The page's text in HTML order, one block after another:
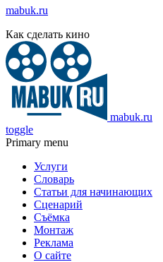
mabuk.ru
Как сделать кино
mabuk.ru
toggle
Primary menu
Услуги
Словарь
Статьи для начинающих
Сценарий
Съёмка
Монтаж
Реклама
О сайте